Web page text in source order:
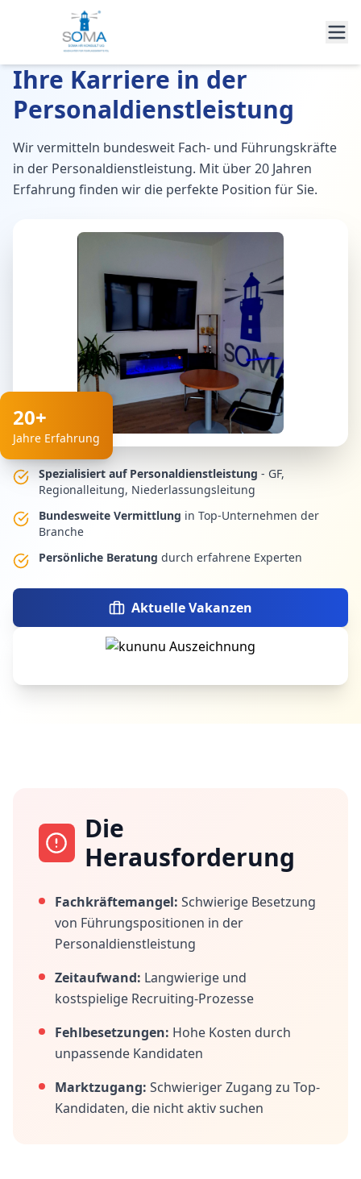
Ihre Karriere in der
Personaldienstleistung
Wir vermitteln bundesweit Fach- und Führungskräfte
in der Personaldienstleistung. Mit über 20 Jahren
Erfahrung finden wir die perfekte Position für Sie.
20+
Jahre Erfahrung
Spezialisiert auf Personaldienstleistung - GF,
Regionalleitung, Niederlassungsleitung
Bundesweite Vermittlung in Top-Unternehmen der
Branche
Persönliche Beratung durch erfahrene Experten
Aktuelle Vakanzen
Die
Herausforderung
Fachkräftemangel: Schwierige Besetzung
von Führungspositionen in der
Personaldienstleistung
Zeitaufwand: Langwierige und
kostspielige Recruiting-Prozesse
Fehlbesetzungen: Hohe Kosten durch
unpassende Kandidaten
Marktzugang: Schwieriger Zugang zu Top-
Kandidaten, die nicht aktiv suchen